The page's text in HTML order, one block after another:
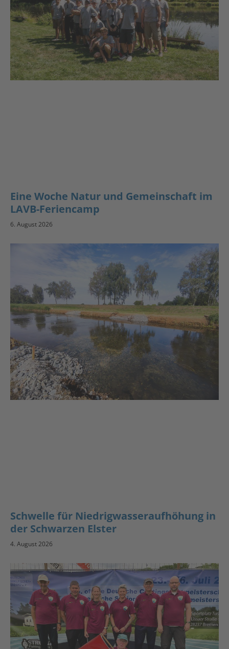
Eine Woche Natur und Gemeinschaft im
LAVB-Feriencamp
6. August 2026
Schwelle für Niedrigwasseraufhöhung in
der Schwarzen Elster
4. August 2026